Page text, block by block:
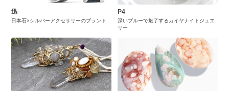
迅
日本石×シルバーアクセサリーのブランド
P4
深いブルーで魅了するカイヤナイトジュエ
リー